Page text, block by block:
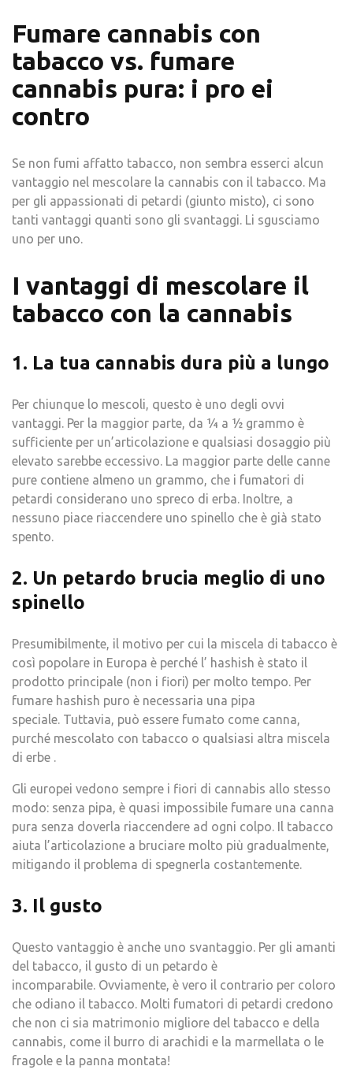
Fumare cannabis con
tabacco vs. fumare
cannabis pura: i pro ei
contro
Se non fumi affatto tabacco, non sembra esserci alcun
vantaggio nel mescolare la cannabis con il tabacco. Ma
per gli appassionati di petardi (giunto misto), ci sono
tanti vantaggi quanti sono gli svantaggi. Li sgusciamo
uno per uno.
I vantaggi di mescolare il
tabacco con la cannabis
1. La tua cannabis dura più a lungo
Per chiunque lo mescoli, questo è uno degli ovvi
vantaggi. Per la maggior parte, da ¼ a ½ grammo è
sufficiente per un’articolazione e qualsiasi dosaggio più
elevato sarebbe eccessivo. La maggior parte delle canne
pure contiene almeno un grammo, che i fumatori di
petardi considerano uno spreco di erba. Inoltre, a
nessuno piace riaccendere uno spinello che è già stato
spento.
2. Un petardo brucia meglio di uno
spinello
Presumibilmente, il motivo per cui la miscela di tabacco è
così popolare in Europa è perché l’ hashish è stato il
prodotto principale (non i fiori) per molto tempo. Per
fumare hashish puro è necessaria una pipa
speciale. Tuttavia, può essere fumato come canna,
purché mescolato con tabacco o qualsiasi altra miscela
di erbe .
Gli europei vedono sempre i fiori di cannabis allo stesso
modo: senza pipa, è quasi impossibile fumare una canna
pura senza doverla riaccendere ad ogni colpo. Il tabacco
aiuta l’articolazione a bruciare molto più gradualmente,
mitigando il problema di spegnerla costantemente.
3. Il gusto
Questo vantaggio è anche uno svantaggio. Per gli amanti
del tabacco, il gusto di un petardo è
incomparabile. Ovviamente, è vero il contrario per coloro
che odiano il tabacco. Molti fumatori di petardi credono
che non ci sia matrimonio migliore del tabacco e della
cannabis, come il burro di arachidi e la marmellata o le
fragole e la panna montata!